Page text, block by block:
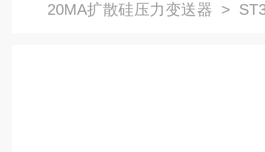
20MA扩散硅压力变送器 >